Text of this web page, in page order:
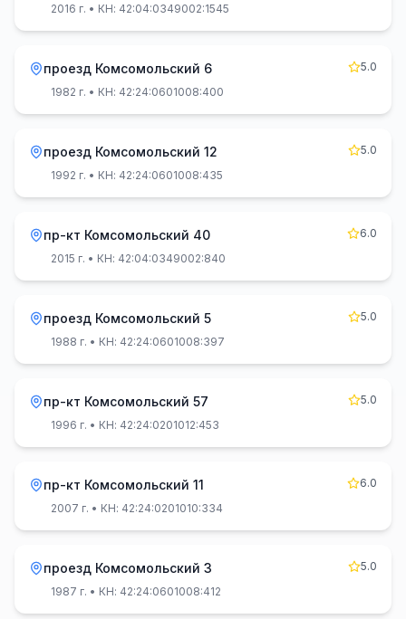
2016 г. • КН: 42:04:0349002:1545
проезд Комсомольский 6
5.0
1982 г. • КН: 42:24:0601008:400
проезд Комсомольский 12
5.0
1992 г. • КН: 42:24:0601008:435
пр-кт Комсомольский 40
6.0
2015 г. • КН: 42:04:0349002:840
проезд Комсомольский 5
5.0
1988 г. • КН: 42:24:0601008:397
пр-кт Комсомольский 57
5.0
1996 г. • КН: 42:24:0201012:453
пр-кт Комсомольский 11
6.0
2007 г. • КН: 42:24:0201010:334
проезд Комсомольский 3
5.0
1987 г. • КН: 42:24:0601008:412